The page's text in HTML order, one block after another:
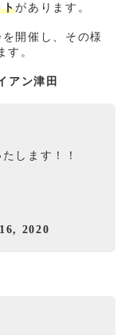
トがあります。
開催し、その様
す。
アン津田
します！！
2020